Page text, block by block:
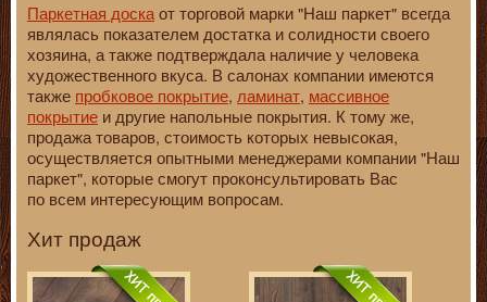
Паркетная доскаот торговой марки "Наш паркет" всегда
являлась показателем достатка и солидности своего
хозяина, а также подтверждала наличие у человека
художественного вкуса. В салонах компании имеются
также пробковое покрытие, ламинат, массивное
покрытие и другие напольные покрытия. К тому же,
продажа товаров, стоимость которых невысокая,
осуществляется опытными менеджерами компании "Наш
паркет", которые смогут проконсультировать Вас
по всем интересующим вопросам.
Хит продаж